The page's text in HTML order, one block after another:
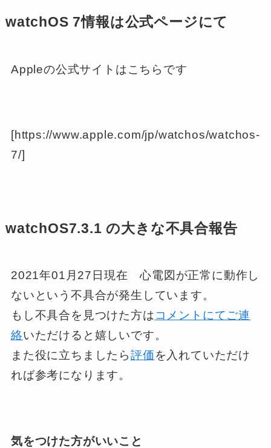
watchOS 7情報は公式ページにて
Appleの公式サイトはこちらです
[https://www.apple.com/jp/watchos/watchos-
7/]
watchOS7.3.1 の大きな不具合報告
2021年01月27日現在 心電図が正常に動作し
ないという不具合が発生しています。
もし不具合を見つけた方は コメントにてご連
絡いただけると嬉しいです。
また役に立ちましたら評価を入れていただけ
れば参考になります。
気をつけた方がいいこと